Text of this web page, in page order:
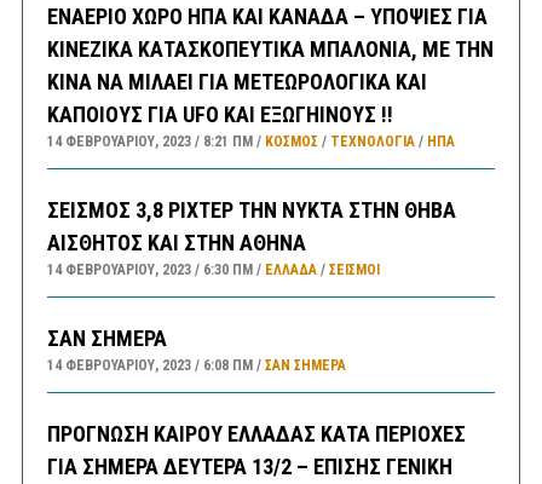
ΕΝΑΕΡΙΟ ΧΩΡΟ ΗΠΑ ΚΑΙ ΚΑΝΑΔΑ – ΥΠΟΨΙΕΣ ΓΙΑ
ΚΙΝΕΖΙΚΑ ΚΑΤΑΣΚΟΠΕΥΤΙΚΑ ΜΠΑΛΟΝΙΑ, ΜΕ ΤΗΝ
ΚΙΝΑ ΝΑ ΜΙΛΑΕΙ ΓΙΑ ΜΕΤΕΩΡΟΛΟΓΙΚΑ ΚΑΙ
ΚΑΠΟΙΟΥΣ ΓΙΑ UFO ΚΑΙ ΕΞΩΓΗΙΝΟΥΣ !!
14 ΦΕΒΡΟΥΑΡΊΟΥ, 2023 8:21 ΠΜ ΚΟΣΜΟΣ / ΤΕΧΝΟΛΟΓΙΑ/ ΗΠΑ
ΣΕΙΣΜΟΣ 3,8 ΡΙΧΤΕΡ ΤΗΝ ΝΥΚΤΑ ΣΤΗΝ ΘΗΒΑ
ΑΙΣΘΗΤΟΣ ΚΑΙ ΣΤΗΝ ΑΘΗΝΑ
14 ΦΕΒΡΟΥΑΡΊΟΥ, 2023 6:30 ΠΜ ΕΛΛΑΔA/ ΣΕΙΣΜΟΙ
ΣΑΝ ΣΗΜΕΡΑ
14 ΦΕΒΡΟΥΑΡΊΟΥ, 2023 6:08 ΠΜ ΣΑΝ ΣΉΜΕΡΑ
ΠΡΟΓΝΩΣΗ ΚΑΙΡΟΥ ΕΛΛΑΔΑΣ ΚΑΤΑ ΠΕΡΙΟΧΕΣ
ΓΙΑ ΣΗΜΕΡΑ ΔΕΥΤΕΡΑ 13/2 – ΕΠΙΣΗΣ ΓΕΝΙΚΗ